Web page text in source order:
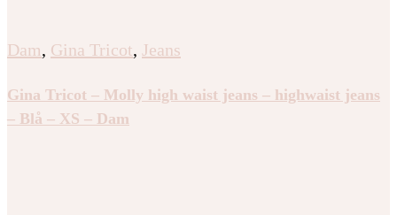
Dam, Gina Tricot, Jeans
Gina Tricot – Molly high waist jeans – highwaist jeans
– Blå – XS – Dam